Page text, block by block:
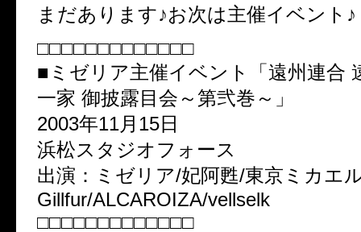
まだあります♪お次は主催イベント♪
□□□□□□□□□□□□□
■ミゼリア主催イベント「遠州連合
一家 御披露目会～第弐巻～」
2003年11月15日
浜松スタジオフォース
出演：ミゼリア/妃阿甦/東京ミカエ
Gillfur/ALCAROIZA/vellselk
□□□□□□□□□□□□□